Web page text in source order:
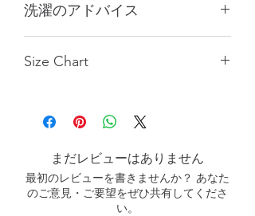
定されており、1～3cmの誤差が生じ
の画面設定により多少異なる場合があ
洗濯のアドバイス
色と淡色の衣類を分けて洗濯してく
長時間の浸け置きは避けてくださ
い。
洗濯機で洗う場合は、洗濯ネットを
使用し、中〜低速の回転設定で洗っ
てください。
手洗いすると、より長く使用できま
Size Chart
4345.54850.5腰圍35384144衣長
61.563.565.567.5
*隨機抽樣自然平鋪測量
*美麗諾羊毛為微彈面料，可能存在
1~3cm誤差
まだレビューはありません
最初のレビューを書きませんか？ あなた
のご意見・ご要望をぜひ共有してくださ
い。